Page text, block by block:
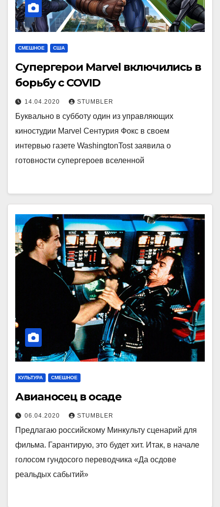
СМЕШНОЕ США
Супергерои Marvel включились в
борьбу с COVID
14.04.2020 STUMBLER
Буквально в субботу один из управляющих
киностудии Marvel Сентурия Фокс в своем
интервью газете WashingtonTost заявила о
готовности супергероев вселенной
КУЛЬТУРА СМЕШНОЕ
Авианосец в осаде
06.04.2020 STUMBLER
Предлагаю российскому Минкульту сценарий для
фильма. Гарантирую, это будет хит. Итак, в начале
голосом гундосого переводчика «Да осдове
реальдых сабытий»